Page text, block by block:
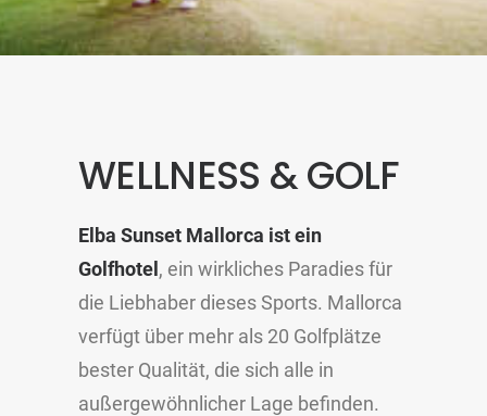
WELLNESS & GOLF
Elba Sunset Mallorca ist ein
Golfhotel , ein wirkliches Paradies für
die Liebhaber dieses Sports. Mallorca
verfügt über mehr als 20 Golfplätze
bester Qualität, die sich alle in
außergewöhnlicher Lage befinden.